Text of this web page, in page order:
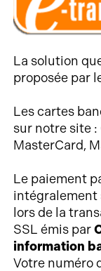
La solution
proposée par
Les cartes
sur notre site :
MasterCard,
Le paiement
intégralement
lors de la
SSL émis par
information
Votre numéro